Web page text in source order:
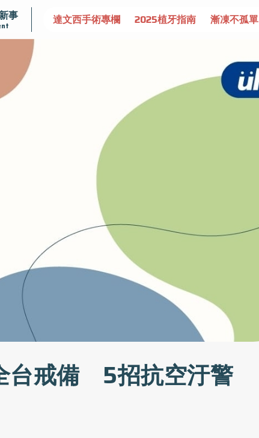
事
骼健康 達文西手術專欄 2025植牙指南 漸凍不孤單
台戒備 5招抗空汙警